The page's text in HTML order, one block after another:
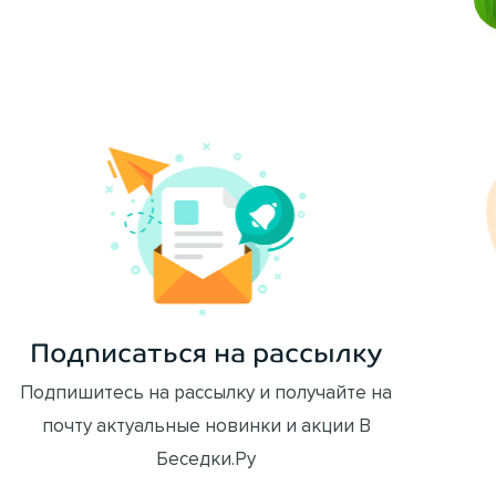
Подписаться на рассылку
Подпишитесь на рассылку и получайте на
почту актуальные новинки и акции В
Беседки.Ру